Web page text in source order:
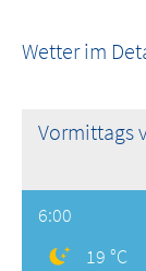
Wetter im
Vormittags
6:00
19 °C